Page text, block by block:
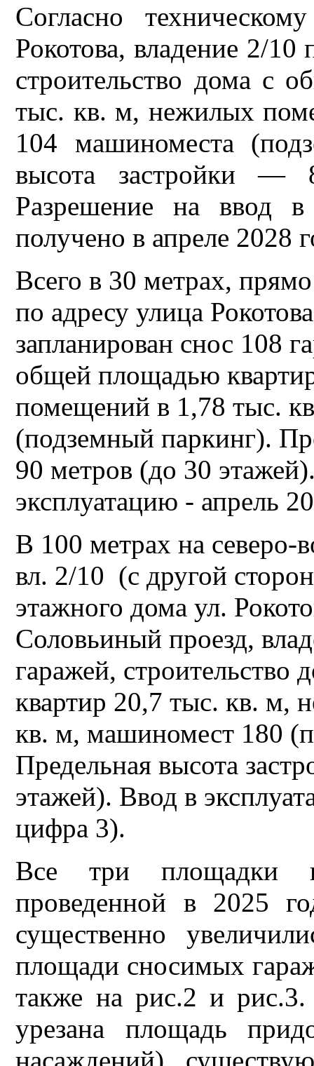
Согласно
Рокотова, владение 2/10
строительство дома с
тыс. кв. м, нежилых
104 машиноместа
высота застройки —
Разрешение на ввод
получено в апреле 2028
Всего в 30 метрах,
по адресу улица
запланирован снос 108
общей площадью
помещений в 1,78 тыс.
(подземный паркинг).
90 метров (до 30
эксплуатацию - апрель
В 100 метрах на северо-
вл. 2/10 (с другой
этажного дома ул.
Соловьиный проезд,
гаражей,
квартир 20,7 тыс. кв. м,
кв. м, машиномест 180
Предельная высота
этажей). Ввод в
цифра 3).
Все три площадки
проведенной в 2025
существенно
площади сносимых
также на рис.2 и
урезана площадь
насаждений)